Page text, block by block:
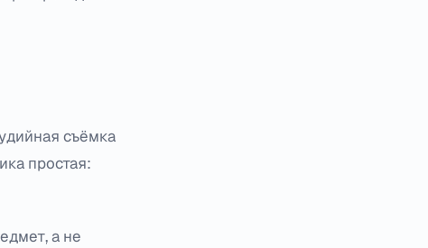
съёмка
простая:
а не